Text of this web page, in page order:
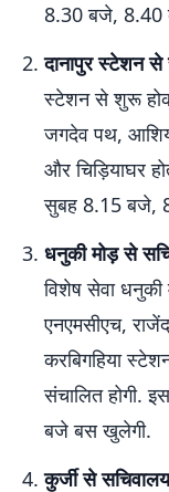
8.30 बजे, 8.40
दानापुर स्टेशन से
स्टेशन से शुरू
जगदेव पथ,
और चिड़ियाघर
सुबह 8.15 बजे,
धनुकी मोड़ से
विशेष सेवा
एनएमसीएच,
करबिगहिया
संचालित होगी.
बजे बस खुलेगी.
कुर्जी से